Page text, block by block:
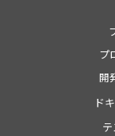
プ
開
ド